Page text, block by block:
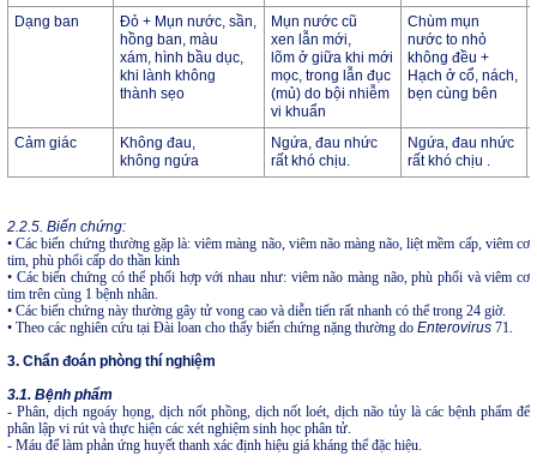
Dạng ban
Đỏ + Mụn nước, sần,
hồng ban, màu
xám, hình bầu dục,
khi lành không
thành sẹo
Mụn nước cũ
xen lẫn mới,
lõm ở giữa khi mới
mọc, trong lẫn đục
(mủ) do bội nhiễm
vi khuẩn
Chùm mụn
nước to nhỏ
không đều +
Hạch ở cổ, nách,
bẹn cùng bên
Cảm giác
Không đau,
không ngứa
Ngứa, đau nhức
rất khó chịu.
Ngứa, đau nhức
rất khó chịu .
2.2.5. Biến chứng:
• Các biến chứng thường gặp là: viêm màng não, viêm não màng não, liệt mềm cấp, viêm cơ
tim, phù phổi cấp do thần kinh
• Các biến chứng có thể phối hợp với nhau như: viêm não màng não, phù phổi và viêm cơ
tim trên cùng 1 bệnh nhân.
• Các biến chứng này thường gây tử vong cao và diễn tiến rất nhanh có thể trong 24 giờ.
• Theo các nghiên cứu tại Đài loan cho thấy biến chứng nặng thường do Enterovirus 71.
3. Chẩn đoán phòng thí nghiệm
3.1. Bệnh phẩm
- Phân, dịch ngoáy họng, dịch nốt phồng, dịch nốt loét, dịch não tủy là các bệnh phẩm để
phân lập vi rút và thực hiện các xét nghiệm sinh học phân tử.
- Máu để làm phản ứng huyết thanh xác định hiệu giá kháng thể đặc hiệu.